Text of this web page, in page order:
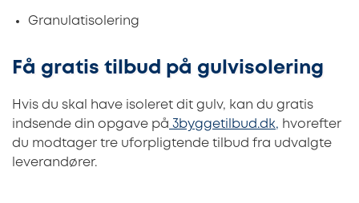
Granulatisolering
Få gratis tilbud på gulvisolering
Hvis du skal have isoleret dit gulv, kan du gratis
indsende din opgave på 3byggetilbud.dk, hvorefter
du modtager tre uforpligtende tilbud fra udvalgte
leverandører.